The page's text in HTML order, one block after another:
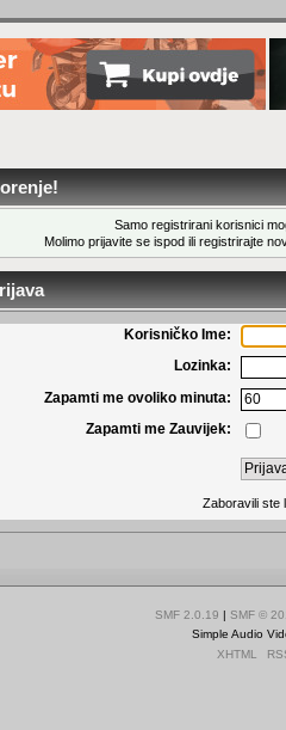
Samo registrirani korisnici
Molimo prijavite se ispod ili registrirajte
Korisničko Ime:
Lozinka:
Zapamti me ovoliko minuta:
Zapamti me Zauvijek:
Zaboravili ste
SMF 2.0.19 | SMF ©
Simple Audio
XHTML